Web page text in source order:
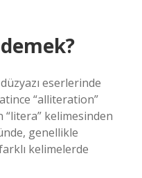
eserlerinde
“alliteration”
“litera” kelimesinden
genellikle
kelimelerde